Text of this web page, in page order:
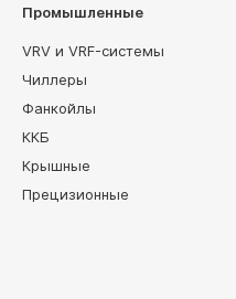
Промышленные
VRV и VRF-системы
Чиллеры
Фанкойлы
ККБ
Крышные
Прецизионные